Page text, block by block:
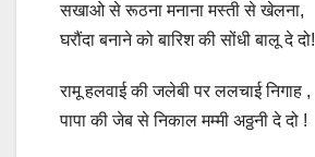
सखाओ से रूठना मनाना मस्ती से खेलना,
घरौंदा बनाने को बारिश की सोंधी बालू दे दो!
रामू हलवाई की जलेबी पर ललचाई निगाह ,
पापा की जेब से निकाल मम्मी अठ्ठनी दे दो !